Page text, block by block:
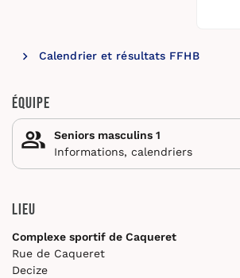
Calendrier et résultats FFHB
Équipe
Seniors masculins 1
Informations, calendriers
Lieu
Complexe sportif de Caqueret
Rue de Caqueret
Decize